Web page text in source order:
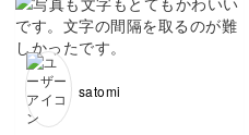
satomi